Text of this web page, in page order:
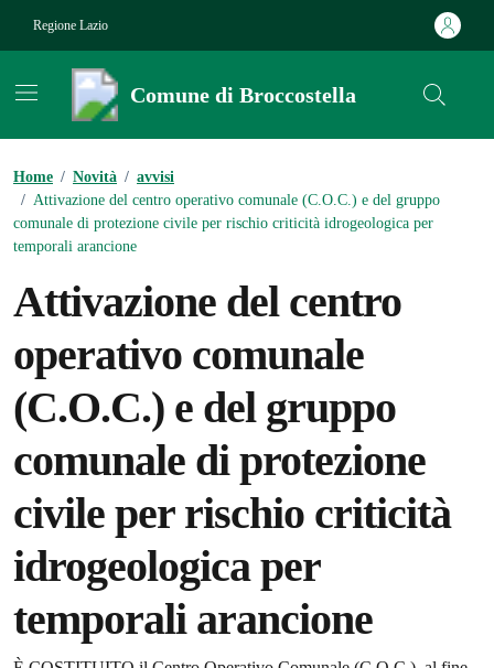
Regione Lazio
Comune di Broccostella
Home / Novità / avvisi
/ Attivazione del centro operativo comunale (C.O.C.) e del gruppo
comunale di protezione civile per rischio criticità idrogeologica per
temporali arancione
Attivazione del centro
operativo comunale
(C.O.C.) e del gruppo
comunale di protezione
civile per rischio criticità
idrogeologica per
temporali arancione